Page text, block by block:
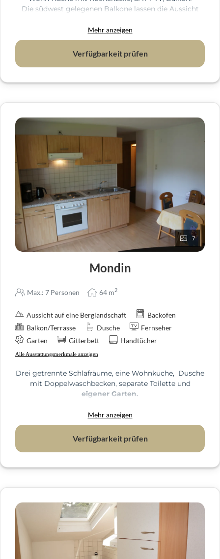
Die südwest gelegenen Balkone lassen die Aussicht
Herrlicher Wohnkompfort, verteilt auf 54 m²
Wohnfläche !
Mehr anzeigen
Verfügbarkeit prüfen
7
Mondin
Max.: 7 Personen 64 m2
Aussicht auf eine Berglandschaft
Backofen
Balkon/Terrasse
Dusche
Fernseher
Garten
Gitterbett Handtücher
Alle Ausstattungsmerkmale anzeigen
Drei getrennte Schlafräume, eine Wohnküche, Dusche
mit Doppelwaschbecken, separate Toilette und
eigener Garten.
Trotzdem für jeden die Privatsphere...
Schon einmal fein, sich im Garten die Sonne ins
Gesicht scheinen zu lassen...
Mehr anzeigen
Verfügbarkeit prüfen